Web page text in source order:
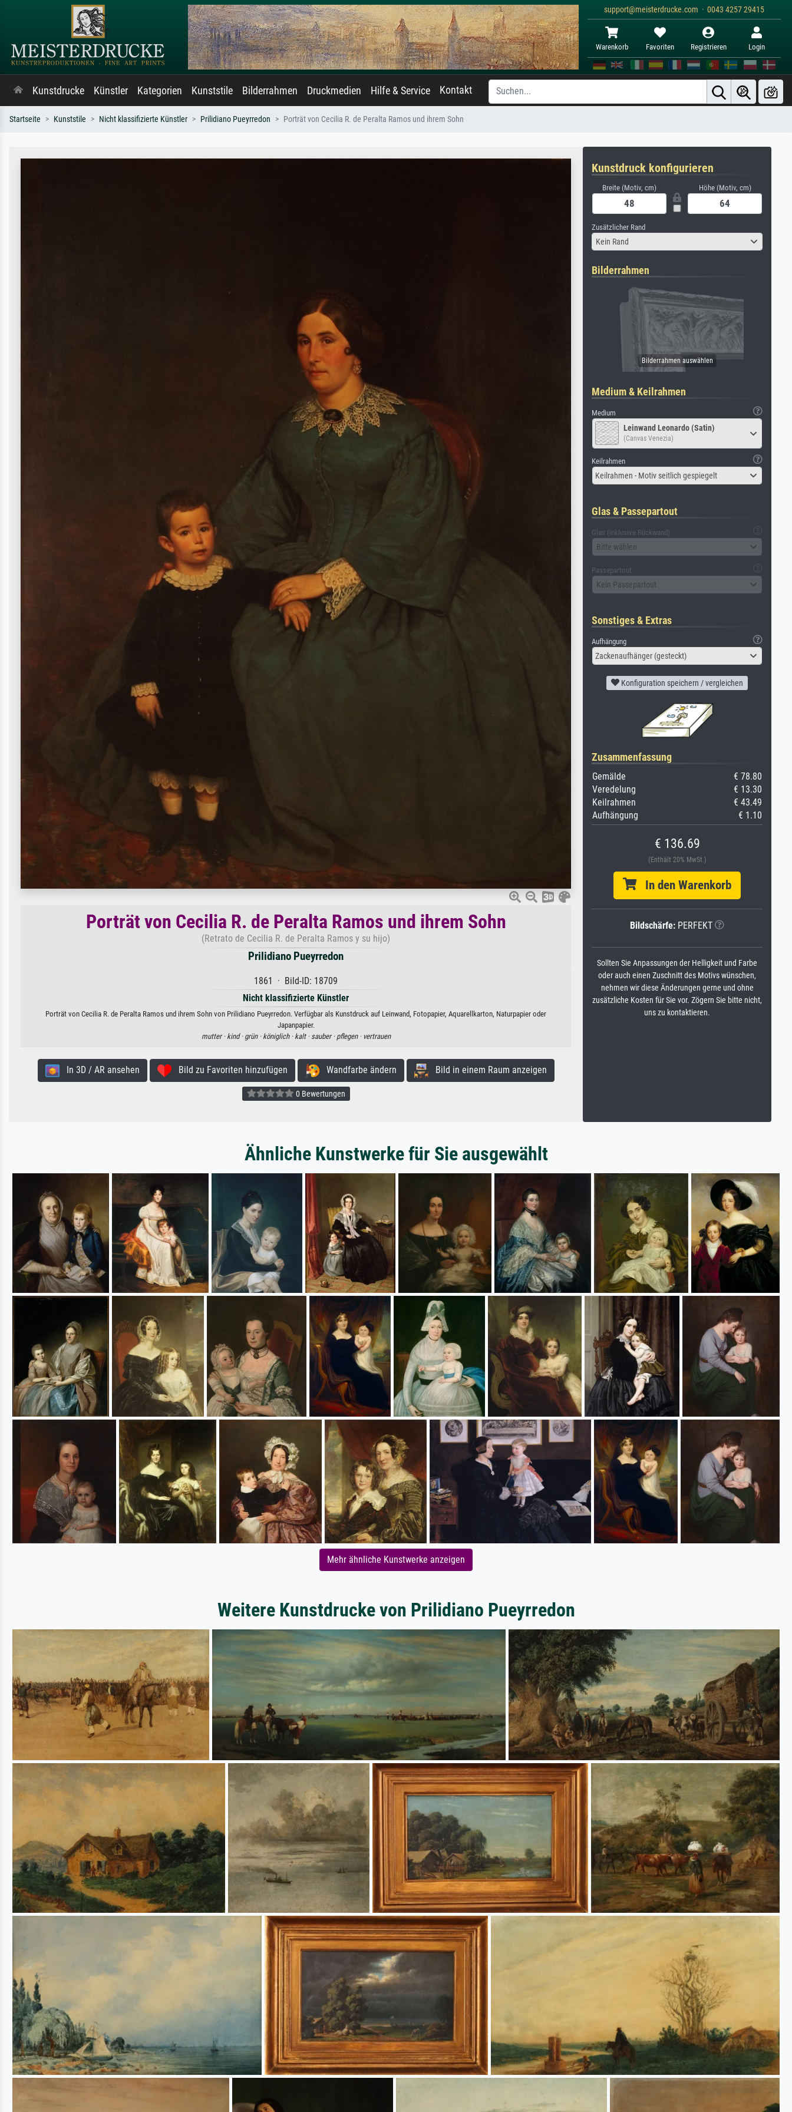
support@meisterdrucke.com · 0043 4257 29415
Warenkorb Favoriten Registrieren Login
Kunstdrucke Künstler Kategorien Kunststile Bilderrahmen Druckmedien Hilfe & Service Kontakt
Startseite Kunststile Nicht klassifizierte Künstler Prilidiano Pueyrredon Porträt von Cecilia R. de Peralta Ramos und ihrem Sohn
Porträt von Cecilia R. de Peralta Ramos und ihrem Sohn
(Retrato de Cecilia R. de Peralta Ramos y su hijo)
Prilidiano Pueyrredon
1861 · Bild-ID: 18709
Nicht klassifizierte Künstler
Porträt von Cecilia R. de Peralta Ramos und ihrem Sohn von Prilidiano Pueyrredon. Verfügbar als Kunstdruck auf Leinwand, Fotopapier, Aquarellkarton, Naturpapier oder
Japanpapier.
mutter · kind · grün · königlich · kalt · sauber · pflegen · vertrauen
In 3D / AR ansehen Bild zu Favoriten hinzufügen Wandfarbe ändern Bild in einem Raum anzeigen
0 Bewertungen
Kunstdruck konfigurieren
Breite (Motiv, cm) Höhe (Motiv, cm)
Zusätzlicher Rand
Kein Rand
Bilderrahmen
Medium & Keilrahmen
Medium
Leinwand Leonardo (Satin)
(Canvas Venezia)
Keilrahmen
Keilrahmen - Motiv seitlich gespiegelt
Glas & Passepartout
Glas (inklusive Rückwand)
Bitte wählen
Passepartout
Kein Passepartout
Sonstiges & Extras
Aufhängung
Zackenaufhänger (gesteckt)
Konfiguration speichern / vergleichen
Zusammenfassung
Gemälde
€ 78.80
Veredelung
€ 13.30
Keilrahmen
€ 43.49
Aufhängung
€ 1.10
€ 136.69
(Enthält 20% MwSt.)
In den Warenkorb
Bildschärfe: PERFEKT
Sollten Sie Anpassungen der Helligkeit und Farbe
oder auch einen Zuschnitt des Motivs wünschen,
nehmen wir diese Änderungen gerne und ohne
zusätzliche Kosten für Sie vor. Zögern Sie bitte nicht,
uns zu kontaktieren.
Ähnliche Kunstwerke für Sie ausgewählt
Mehr ähnliche Kunstwerke anzeigen
Weitere Kunstdrucke von Prilidiano Pueyrredon